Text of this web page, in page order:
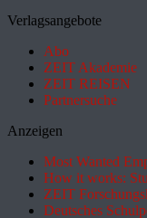
Verlagsangebote
Abo
ZEIT Akademie
ZEIT REISEN
Partnersuche
Anzeigen
Most Wanted
How it works:
ZEIT
Deutsches